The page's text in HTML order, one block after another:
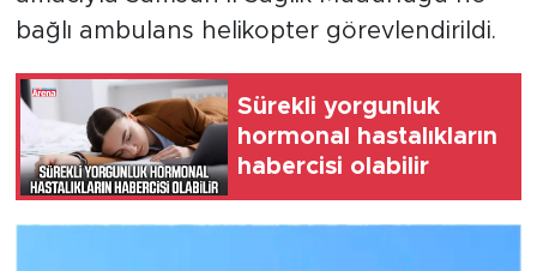
bağlı ambulans helikopter görevlendirildi.
Sürekli yorgunluk
hormonal hastalıkların
habercisi olabilir